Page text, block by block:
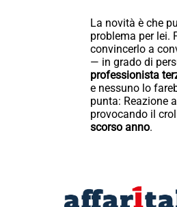
La novità è che
problema per lei.
convincerlo a
— in grado di
professionista
e nessuno lo
punta: Reazione
provocando il
scorso anno.